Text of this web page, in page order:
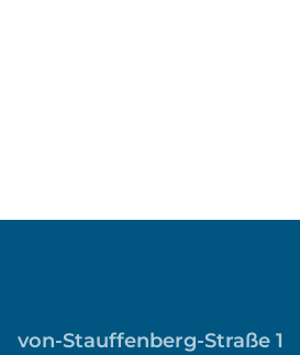
von-Stauffenberg-Straße 1